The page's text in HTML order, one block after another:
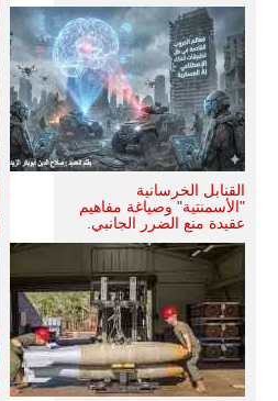
القنابل الخرسانية
"الأسمنتية" وصياغة مفاهيم
عقيدة منع الضرر الجانبي.